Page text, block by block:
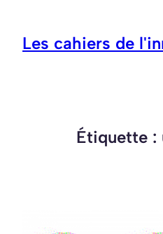
contenu
Les cahiers de
Étiquette :